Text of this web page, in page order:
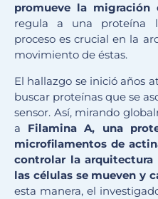
promueve la migración
regula a una proteína
proceso es crucial en la
movimiento de éstas.
El hallazgo se inició años
buscar proteínas que se
sensor. Así, mirando
a Filamina A, una
microfilamentos de
controlar la
las células se mueven y
esta manera, el